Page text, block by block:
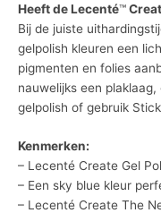
Heeft de Lecenté™
Bij de juiste
gelpolish kleuren een
pigmenten en folies
nauwelijks een
gelpolish of gebruik
Kenmerken:
– Lecenté Create Gel
– Een sky blue kleur
– Lecenté Create The